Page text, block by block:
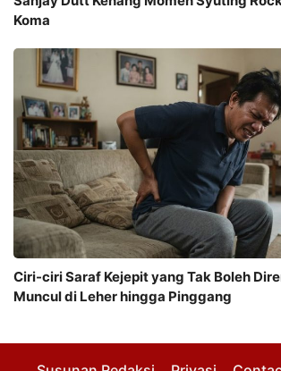
Koma
Ciri-ciri Saraf Kejepit yang Tak Boleh
Muncul di Leher hingga Pinggang